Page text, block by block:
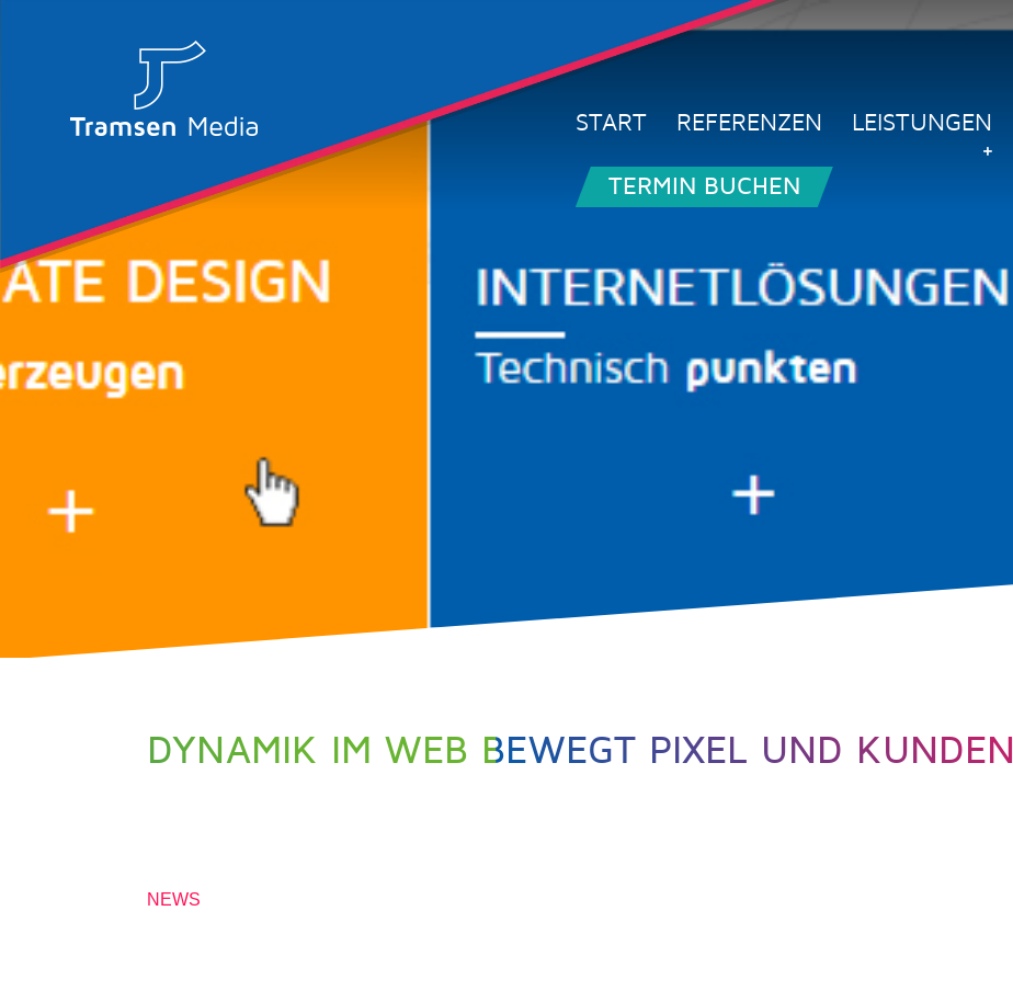
START REFERENZEN LEISTUNGEN
TERMIN BUCHEN
DYNAMIK IM WEB BEWEGT PIXEL UND KUNDEN
NEWS